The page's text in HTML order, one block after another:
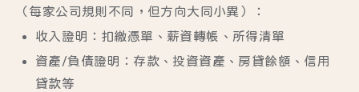
（每家公司規則不同，但方向大同小異）：
收入證明 ：扣繳憑單、薪資轉帳、所得清單
資產/負債證明 ：存款、投資資產、房貸餘額、信用
貸款等